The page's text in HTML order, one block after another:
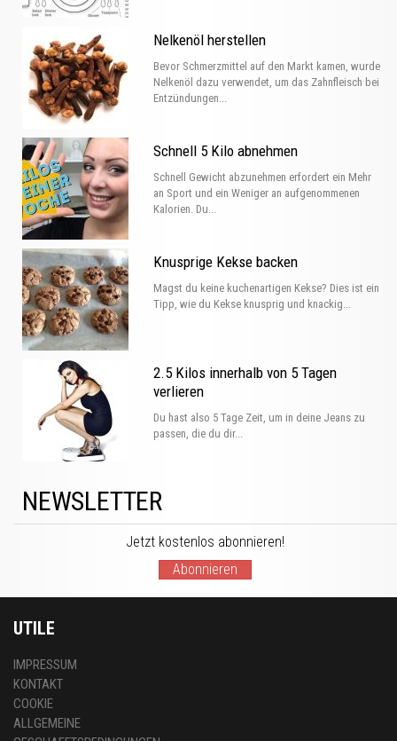
Nelkenöl herstellen
Bevor Schmerzmittel auf den Markt kamen, wurde
Nelkenöl dazu verwendet, um das Zahnfleisch bei
Entzündungen...
Schnell 5 Kilo abnehmen
Schnell Gewicht abzunehmen erfordert ein Mehr
an Sport und ein Weniger an aufgenommenen
Kalorien. Du...
Knusprige Kekse backen
Magst du keine kuchenartigen Kekse? Dies ist ein
Tipp, wie du Kekse knusprig und knackig...
2.5 Kilos innerhalb von 5 Tagen
verlieren
Du hast also 5 Tage Zeit, um in deine Jeans zu
passen, die du dir...
NEWSLETTER
Jetzt kostenlos abonnieren!
Abonnieren
UTILE
IMPRESSUM
KONTAKT
COOKIE
ALLGEMEINE